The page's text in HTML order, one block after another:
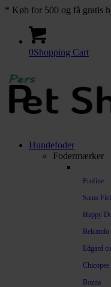
* Køb for 500 og få gratis
0Shopping Cart
Hundefoder
Fodermærker
Profine
Sams
Happy
Belcando
Edgard
Chicopee
Bozita